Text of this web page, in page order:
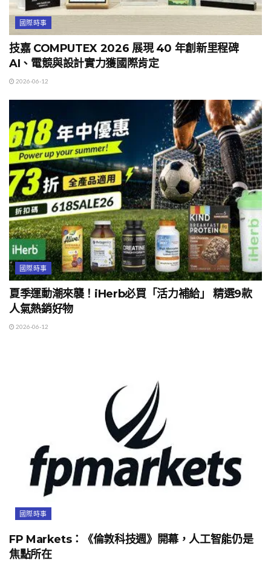
國際時事
技嘉 COMPUTEX 2026 展現 40 年創新里程碑
AI、電競與設計實力獲國際肯定
2026-06-12
國際時事
夏季運動潮來襲！iHerb必買「活力補給」 精選9款
人氣熱銷好物
2026-06-12
國際時事
FP Markets：《倫敦科技週》開幕，人工智能仍是
焦點所在